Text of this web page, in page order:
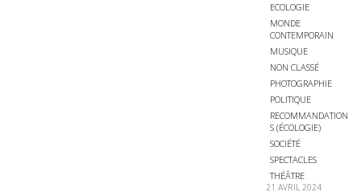
ECOLOGIE
MONDE
CONTEMPORAIN
MUSIQUE
NON CLASSÉ
PHOTOGRAPHIE
POLITIQUE
RECOMMANDATION
S (ÉCOLOGIE)
SOCIÉTÉ
SPECTACLES
THÉÂTRE
21 AVRIL 2024